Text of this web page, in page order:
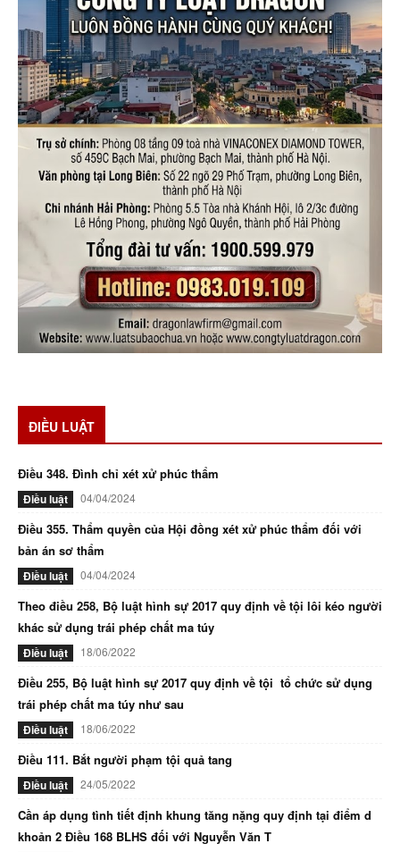
ĐIỀU LUẬT
Điều 348. Đình chỉ xét xử phúc thẩm
Điều luật 04/04/2024
Điều 355. Thẩm quyền của Hội đồng xét xử phúc thẩm đối với
bản án sơ thẩm
Điều luật 04/04/2024
Theo điều 258, Bộ luật hình sự 2017 quy định về tội lôi kéo người
khác sử dụng trái phép chất ma túy
Điều luật 18/06/2022
Điều 255, Bộ luật hình sự 2017 quy định về tội tổ chức sử dụng
trái phép chất ma túy như sau
Điều luật 18/06/2022
Điều 111. Bắt người phạm tội quả tang
Điều luật 24/05/2022
Cần áp dụng tình tiết định khung tăng nặng quy định tại điểm d
khoản 2 Điều 168 BLHS đối với Nguyễn Văn T